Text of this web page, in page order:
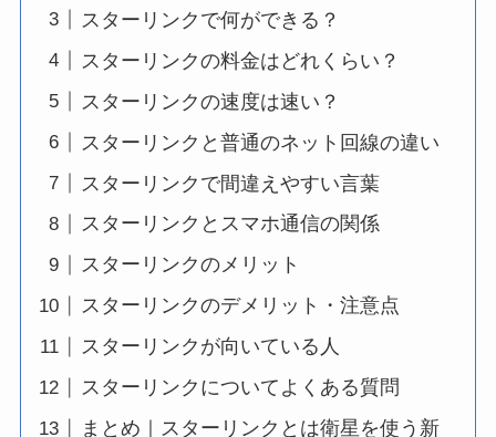
スターリンクで何ができる？
スターリンクの料金はどれくらい？
スターリンクの速度は速い？
スターリンクと普通のネット回線の違い
スターリンクで間違えやすい言葉
スターリンクとスマホ通信の関係
スターリンクのメリット
スターリンクのデメリット・注意点
スターリンクが向いている人
スターリンクについてよくある質問
まとめ｜スターリンクとは衛星を使う新